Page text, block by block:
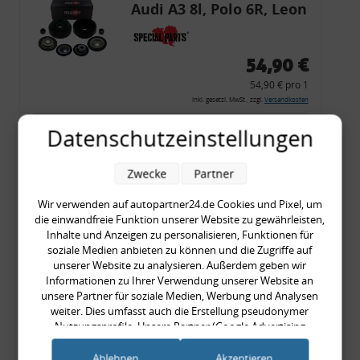
Audi A3 8l, Polo 6R, Leon
54,90 €
54,90 € pro 1
inkl. gesetzl. MwSt., zzgl. Versandkosten
Merkzettel
Rückleuchtenband mit
Blinker, rot, US-Ecken,
Audi 80 Cabrio, Typ 89,
OE-Nr.: 8G0945225 +
8G0945225C
999,99 €
999,99 € pro 1
Datenschutzeinstellungen
Wir verwenden auf autopartner24.de Cookies und Pixel, um
die einwandfreie Funktion unserer Website zu gewährleisten,
Inhalte und Anzeigen zu personalisieren, Funktionen für
soziale Medien anbieten zu können und die Zugriffe auf
unserer Website zu analysieren. Außerdem geben wir
Informationen zu Ihrer Verwendung unserer Website an
unsere Partner für soziale Medien, Werbung und Analysen
weiter. Dies umfasst auch die Erstellung pseudonymer
Nutzungsprofile. Unsere Partner (Google Advertising
Products) führen diese Informationen möglicherweise mit
weiteren Daten zusammen, die Sie ihnen bereitgestellt haben
Zwecke Partner